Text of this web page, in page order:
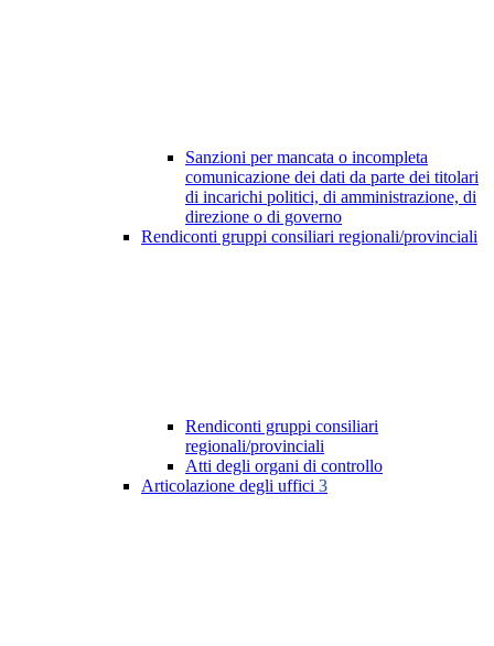
Sanzioni per mancata o incompleta
comunicazione dei dati da parte dei titolari
di incarichi politici, di amministrazione, di
direzione o di governo
Rendiconti gruppi consiliari regionali/provinciali
Rendiconti gruppi consiliari
regionali/provinciali
Atti degli organi di controllo
Articolazione degli uffici 3